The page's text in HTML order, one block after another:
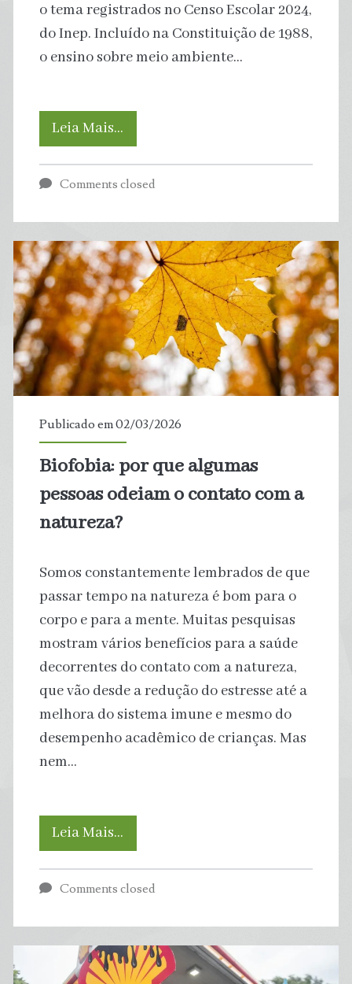
o tema registrados no Censo Escolar 2024,
do Inep. Incluído na Constituição de 1988,
o ensino sobre meio ambiente…
Leia Mais…
terço
brasileiras
não
desenvolve
ações
educação
ambiental
Comments closed
Publicado em 02/03/2026
Biofobia: por que algumas
pessoas odeiam o contato com a
natureza?
Somos constantemente lembrados de que
passar tempo na natureza é bom para o
corpo e para a mente. Muitas pesquisas
mostram vários benefícios para a saúde
decorrentes do contato com a natureza,
que vão desde a redução do estresse até a
melhora do sistema imune e mesmo do
desempenho acadêmico de crianças. Mas
nem…
Leia Mais…
por
pessoas
Comments closed